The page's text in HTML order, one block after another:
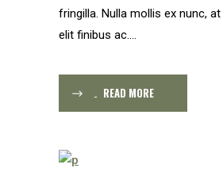
fringilla. Nulla mollis ex nunc,
elit finibus ac....
READ MORE